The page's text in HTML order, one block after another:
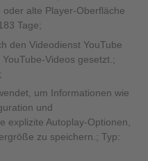
alte Player-Oberfläche
Tage;
den Videodienst YouTube
Videos gesetzt.;
um Informationen wie
und
explizite Autoplay-Optionen,
zu speichern.; Typ: